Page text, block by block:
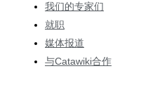
我们的专家们
就职
媒体报道
与Catawiki合作